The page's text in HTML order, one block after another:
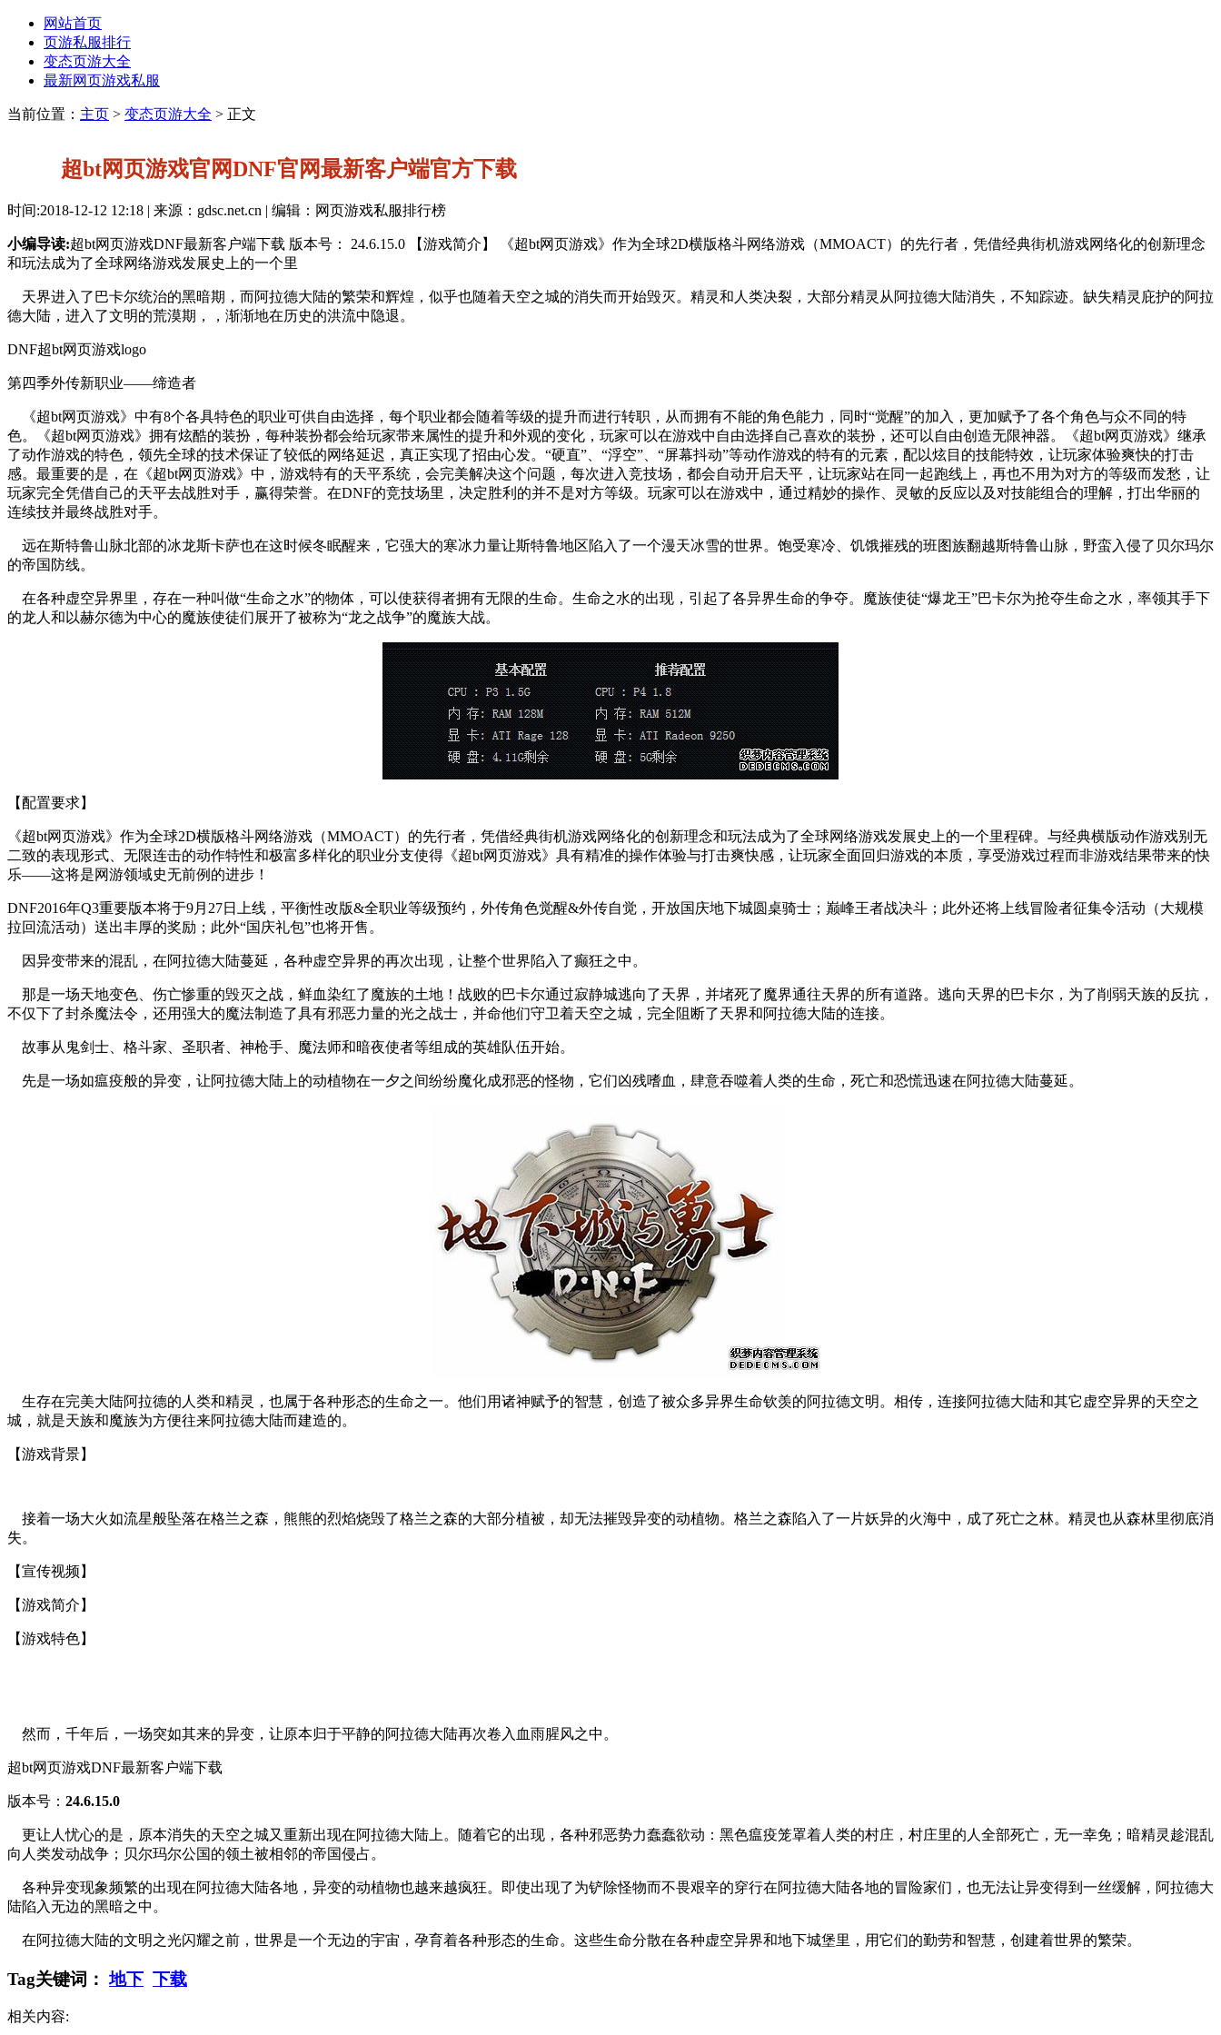
网站首页
页游私服排行
变态页游大全
最新网页游戏私服
当前位置： 主页 > 变态页游大全 > 正文
超bt网页游戏官网DNF官网最新客户端官方下载
时间:2018-12-12 12:18 | 来源：gdsc.net.cn | 编辑：网页游戏私服排行榜
小编导读:超bt网页游戏DNF最新客户端下载 版本号： 24.6.15.0 【游戏简介】 《超bt网页游戏》作为全球2D横版格斗网络游戏（MMOACT）的先行者，凭借经典街机游戏网络化的创新理念
和玩法成为了全球网络游戏发展史上的一个里
天界进入了巴卡尔统治的黑暗期，而阿拉德大陆的繁荣和辉煌，似乎也随着天空之城的消失而开始毁灭。精灵和人类决裂，大部分精灵从阿拉德大陆消失，不知踪迹。缺失精灵庇护的阿拉
德大陆，进入了文明的荒漠期，，渐渐地在历史的洪流中隐退。
DNF超bt网页游戏logo
第四季外传新职业——缔造者
《超bt网页游戏》中有8个各具特色的职业可供自由选择，每个职业都会随着等级的提升而进行转职，从而拥有不能的角色能力，同时“觉醒”的加入，更加赋予了各个角色与众不同的特
色。《超bt网页游戏》拥有炫酷的装扮，每种装扮都会给玩家带来属性的提升和外观的变化，玩家可以在游戏中自由选择自己喜欢的装扮，还可以自由创造无限神器。《超bt网页游戏》继承
了动作游戏的特色，领先全球的技术保证了较低的网络延迟，真正实现了招由心发。“硬直”、“浮空”、“屏幕抖动”等动作游戏的特有的元素，配以炫目的技能特效，让玩家体验爽快的打击
感。最重要的是，在《超bt网页游戏》中，游戏特有的天平系统，会完美解决这个问题，每次进入竞技场，都会自动开启天平，让玩家站在同一起跑线上，再也不用为对方的等级而发愁，让
玩家完全凭借自己的天平去战胜对手，赢得荣誉。在DNF的竞技场里，决定胜利的并不是对方等级。玩家可以在游戏中，通过精妙的操作、灵敏的反应以及对技能组合的理解，打出华丽的
连续技并最终战胜对手。
远在斯特鲁山脉北部的冰龙斯卡萨也在这时候冬眠醒来，它强大的寒冰力量让斯特鲁地区陷入了一个漫天冰雪的世界。饱受寒冷、饥饿摧残的班图族翻越斯特鲁山脉，野蛮入侵了贝尔玛尔
的帝国防线。
在各种虚空异界里，存在一种叫做“生命之水”的物体，可以使获得者拥有无限的生命。生命之水的出现，引起了各异界生命的争夺。魔族使徒“爆龙王”巴卡尔为抢夺生命之水，率领其手下
的龙人和以赫尔德为中心的魔族使徒们展开了被称为“龙之战争”的魔族大战。
【配置要求】
《超bt网页游戏》作为全球2D横版格斗网络游戏（MMOACT）的先行者，凭借经典街机游戏网络化的创新理念和玩法成为了全球网络游戏发展史上的一个里程碑。与经典横版动作游戏别无
二致的表现形式、无限连击的动作特性和极富多样化的职业分支使得《超bt网页游戏》具有精准的操作体验与打击爽快感，让玩家全面回归游戏的本质，享受游戏过程而非游戏结果带来的快
乐——这将是网游领域史无前例的进步！
DNF2016年Q3重要版本将于9月27日上线，平衡性改版&全职业等级预约，外传角色觉醒&外传自觉，开放国庆地下城圆桌骑士；巅峰王者战决斗；此外还将上线冒险者征集令活动（大规模
拉回流活动）送出丰厚的奖励；此外“国庆礼包”也将开售。
因异变带来的混乱，在阿拉德大陆蔓延，各种虚空异界的再次出现，让整个世界陷入了癫狂之中。
那是一场天地变色、伤亡惨重的毁灭之战，鲜血染红了魔族的土地！战败的巴卡尔通过寂静城逃向了天界，并堵死了魔界通往天界的所有道路。逃向天界的巴卡尔，为了削弱天族的反抗，
不仅下了封杀魔法令，还用强大的魔法制造了具有邪恶力量的光之战士，并命他们守卫着天空之城，完全阻断了天界和阿拉德大陆的连接。
故事从鬼剑士、格斗家、圣职者、神枪手、魔法师和暗夜使者等组成的英雄队伍开始。
先是一场如瘟疫般的异变，让阿拉德大陆上的动植物在一夕之间纷纷魔化成邪恶的怪物，它们凶残嗜血，肆意吞噬着人类的生命，死亡和恐慌迅速在阿拉德大陆蔓延。
生存在完美大陆阿拉德的人类和精灵，也属于各种形态的生命之一。他们用诸神赋予的智慧，创造了被众多异界生命钦羡的阿拉德文明。相传，连接阿拉德大陆和其它虚空异界的天空之
城，就是天族和魔族为方便往来阿拉德大陆而建造的。
【游戏背景】
接着一场大火如流星般坠落在格兰之森，熊熊的烈焰烧毁了格兰之森的大部分植被，却无法摧毁异变的动植物。格兰之森陷入了一片妖异的火海中，成了死亡之林。精灵也从森林里彻底消
失。
【宣传视频】
【游戏简介】
【游戏特色】
然而，千年后，一场突如其来的异变，让原本归于平静的阿拉德大陆再次卷入血雨腥风之中。
超bt网页游戏DNF最新客户端下载
版本号： 24.6.15.0
更让人忧心的是，原本消失的天空之城又重新出现在阿拉德大陆上。随着它的出现，各种邪恶势力蠢蠢欲动：黑色瘟疫笼罩着人类的村庄，村庄里的人全部死亡，无一幸免；暗精灵趁混乱
向人类发动战争；贝尔玛尔公国的领土被相邻的帝国侵占。
各种异变现象频繁的出现在阿拉德大陆各地，异变的动植物也越来越疯狂。即使出现了为铲除怪物而不畏艰辛的穿行在阿拉德大陆各地的冒险家们，也无法让异变得到一丝缓解，阿拉德大
陆陷入无边的黑暗之中。
在阿拉德大陆的文明之光闪耀之前，世界是一个无边的宇宙，孕育着各种形态的生命。这些生命分散在各种虚空异界和地下城堡里，用它们的勤劳和智慧，创建着世界的繁荣。
Tag关键词：地下 下载
相关内容: